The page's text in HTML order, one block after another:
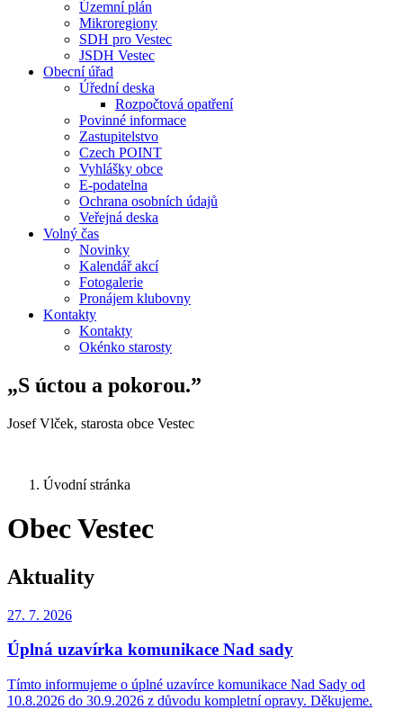
Územní plán
Mikroregiony
SDH pro Vestec
JSDH Vestec
Obecní úřad
Úřední deska
Rozpočtová opatření
Povinné informace
Zastupitelstvo
Czech POINT
Vyhlášky obce
E-podatelna
Ochrana osobních údajů
Veřejná deska
Volný čas
Novinky
Kalendář akcí
Fotogalerie
Pronájem klubovny
Kontakty
Kontakty
Okénko starosty
„S úctou a pokorou.”
Josef Vlček, starosta obce Vestec
Úvodní stránka
Obec Vestec
Aktuality
27. 7. 2026
Úplná uzavírka komunikace Nad sady
Tímto informujeme o úplné uzavírce komunikace Nad Sady od
10.8.2026 do 30.9.2026 z důvodu kompletní opravy. Děkujeme.